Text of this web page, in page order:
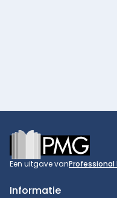
Footer
Een uitgave vanProfessional
Informatie